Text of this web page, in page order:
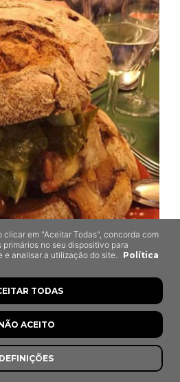
Lousã
clicar em "Aceitar Todas", concorda com
no seu dispositivo para
e analisar a utilização do site.
Política
DEFINIÇÕES
ACEITO
TODAS